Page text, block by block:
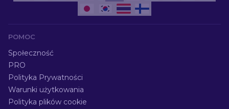
POMOC
Społeczność
PRO
Polityka Prywatności
Warunki użytkowania
Polityka plików cookie